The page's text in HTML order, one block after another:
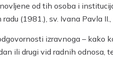
od tih osoba i
(1981.), sv. Ivana Pavla
izravnoga –
ili drugi vid radnih odnosa,